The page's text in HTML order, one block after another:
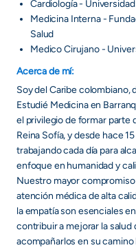
Cardiología -
Medicina Interna -
Salud
Medico Cirujano -
Acerca de mí:
Soy del Caribe colombiano,
Estudié Medicina en
el privilegio de formar parte
Reina Sofía, y desde hace
trabajando cada día para
enfoque en humanidad y
Nuestro mayor
atención médica de alta
la empatía son esenciales
contribuir a mejorar la
acompañarlos en su